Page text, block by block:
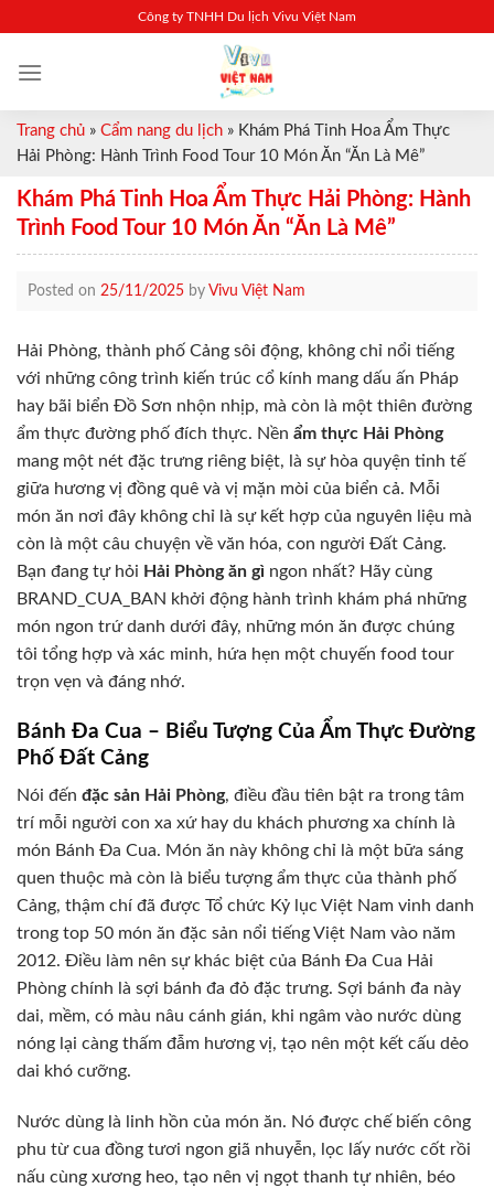
content
Công ty TNHH Du lịch Vivu Việt Nam
Trang chủ » Cẩm nang du lịch » Khám Phá Tinh Hoa Ẩm Thực
Hải Phòng: Hành Trình Food Tour 10 Món Ăn “Ăn Là Mê”
Khám Phá Tinh Hoa Ẩm Thực Hải Phòng: Hành
Trình Food Tour 10 Món Ăn “Ăn Là Mê”
Posted on 25/11/2025 by Vivu Việt Nam
Hải Phòng, thành phố Cảng sôi động, không chỉ nổi tiếng
với những công trình kiến trúc cổ kính mang dấu ấn Pháp
hay bãi biển Đồ Sơn nhộn nhịp, mà còn là một thiên đường
ẩm thực đường phố đích thực. Nền ẩm thực Hải Phòng
mang một nét đặc trưng riêng biệt, là sự hòa quyện tinh tế
giữa hương vị đồng quê và vị mặn mòi của biển cả. Mỗi
món ăn nơi đây không chỉ là sự kết hợp của nguyên liệu mà
còn là một câu chuyện về văn hóa, con người Đất Cảng.
Bạn đang tự hỏi Hải Phòng ăn gì ngon nhất? Hãy cùng
BRAND_CUA_BAN khởi động hành trình khám phá những
món ngon trứ danh dưới đây, những món ăn được chúng
tôi tổng hợp và xác minh, hứa hẹn một chuyến food tour
trọn vẹn và đáng nhớ.
Bánh Đa Cua – Biểu Tượng Của Ẩm Thực Đường
Phố Đất Cảng
Nói đến đặc sản Hải Phòng, điều đầu tiên bật ra trong tâm
trí mỗi người con xa xứ hay du khách phương xa chính là
món Bánh Đa Cua. Món ăn này không chỉ là một bữa sáng
quen thuộc mà còn là biểu tượng ẩm thực của thành phố
Cảng, thậm chí đã được Tổ chức Kỷ lục Việt Nam vinh danh
trong top 50 món ăn đặc sản nổi tiếng Việt Nam vào năm
2012. Điều làm nên sự khác biệt của Bánh Đa Cua Hải
Phòng chính là sợi bánh đa đỏ đặc trưng. Sợi bánh đa này
dai, mềm, có màu nâu cánh gián, khi ngâm vào nước dùng
nóng lại càng thấm đẫm hương vị, tạo nên một kết cấu dẻo
dai khó cưỡng.
Nước dùng là linh hồn của món ăn. Nó được chế biến công
phu từ cua đồng tươi ngon giã nhuyễn, lọc lấy nước cốt rồi
nấu cùng xương heo, tạo nên vị ngọt thanh tự nhiên, béo